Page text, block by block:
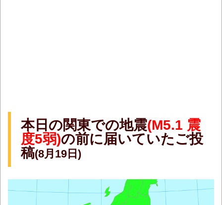
本日の関東での地震(M5.1 震
度5弱)の前に届いていたご投
稿(8月19日)